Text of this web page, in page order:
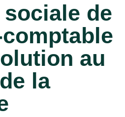
de
comptable
au
la